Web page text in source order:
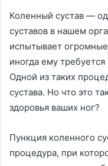
Коленный сустав —
суставов в нашем
испытывает огромные
иногда ему
Одной из таких
сустава. Но что это
здоровья ваших ног?
Пункция коленного
процедура, при